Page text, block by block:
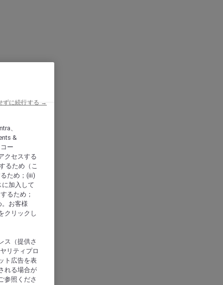
、
&
ー
クセスする
るため（こ
ため；(iii)
加入して
るため；
お客様
クリックし
ス（提供さ
リティプロ
ト広告を表
れる場合が
参照くださ
ずに続行する →